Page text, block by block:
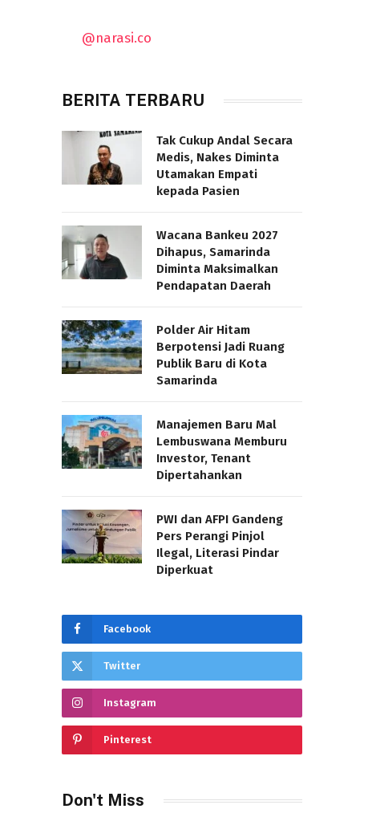
@narasi.co
BERITA TERBARU
Tak Cukup Andal Secara
Medis, Nakes Diminta
Utamakan Empati
kepada Pasien
Wacana Bankeu 2027
Dihapus, Samarinda
Diminta Maksimalkan
Pendapatan Daerah
Polder Air Hitam
Berpotensi Jadi Ruang
Publik Baru di Kota
Samarinda
Manajemen Baru Mal
Lembuswana Memburu
Investor, Tenant
Dipertahankan
PWI dan AFPI Gandeng
Pers Perangi Pinjol
Ilegal, Literasi Pindar
Diperkuat
Facebook
Twitter
Instagram
Pinterest
Don't Miss